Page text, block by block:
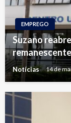
EMPREGO
Suzano
Notícias 14 de